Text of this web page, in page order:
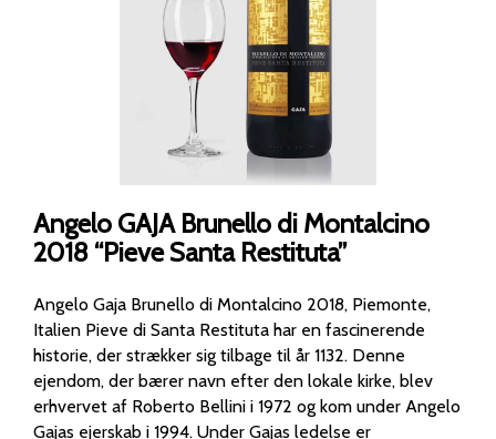
Angelo GAJA Brunello di Montalcino
2018 “Pieve Santa Restituta”
Angelo Gaja Brunello di Montalcino 2018, Piemonte,
Italien Pieve di Santa Restituta har en fascinerende
historie, der strækker sig tilbage til år 1132. Denne
ejendom, der bærer navn efter den lokale kirke, blev
erhvervet af Roberto Bellini i 1972 og kom under Angelo
Gajas ejerskab i 1994. Under Gajas ledelse er